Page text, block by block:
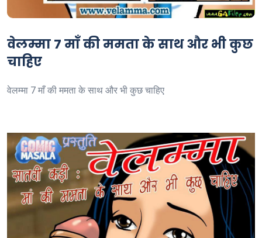
वेलम्मा 7 माँ की ममता के साथ और भी कुछ
चाहिए
वेलम्मा 7 माँ की ममता के साथ और भी कुछ चाहिए